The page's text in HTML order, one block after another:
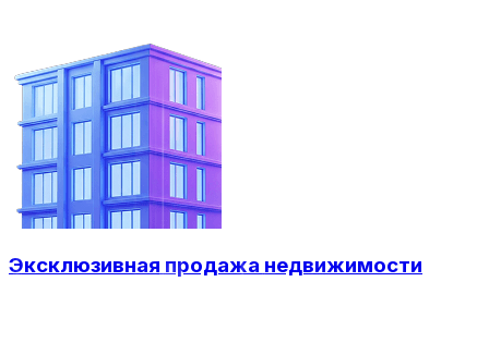
Эксклюзивная продажа недвижимости